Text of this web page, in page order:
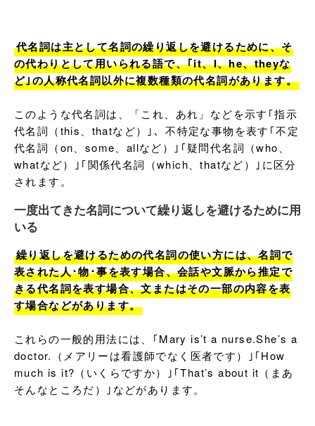
代名詞は主として名詞の繰り返しを避けるために、そ
の代わりとして用いられる語で、｢it、I、he、theyな
ど｣の人称代名詞以外に複数種類の代名詞があります。
このような代名詞は、「これ、あれ」などを示す｢指示
代名詞（this、thatなど）｣、不特定な事物を表す｢不定
代名詞（on、some、allなど）｣｢疑問代名詞（who、
whatなど）｣｢関係代名詞（which、thatなど）｣に区分
されます。
一度出てきた名詞について繰り返しを避けるために用
いる
繰り返しを避けるための代名詞の使い方には、名詞で
表された人･物･事を表す場合、会話や文脈から推定で
きる代名詞を表す場合、文またはその一部の内容を表
す場合などがあります。
これらの一般的用法には、｢Mary is’t a nurse.She’s a
doctor.（メアリーは看護師でなく医者です）｣｢How
much is it?（いくらですか）｣｢That’s about it（まあ
そんなところだ）｣などがあります。